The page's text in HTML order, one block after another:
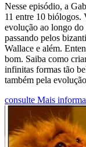
Nesse episódio, a
11 entre 10 biólogos.
evolução ao longo do
passando pelos
Wallace e além.
bom. Saiba como
infinitas formas tão
também pela
consulte Mais